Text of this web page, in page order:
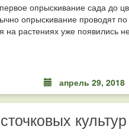
опрыскивание сада до
опрыскивание проводят по
на растениях уже появились
апрель 29, 2018